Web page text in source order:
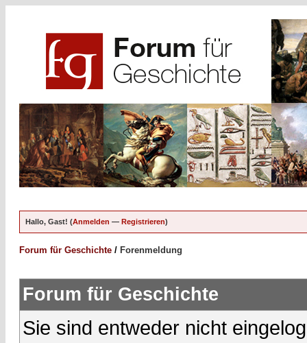
Hallo, Gast! (Anmelden — Registrieren)
Forum für Geschichte / Forenmeldung
Forum für Geschichte
Sie sind entweder nicht